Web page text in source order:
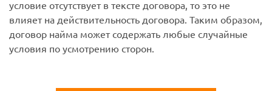
условие отсутствует в тексте договора, то это не
влияет на действительность договора. Таким образом,
договор найма может содержать любые случайные
условия по усмотрению сторон.